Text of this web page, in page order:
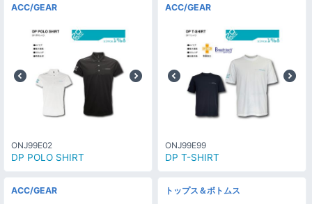
ACC/GEAR
ONJ99E02
DP POLO SHIRT
ACC/GEAR
ONJ99E99
DP T-SHIRT
ACC/GEAR トップス＆ボトムス